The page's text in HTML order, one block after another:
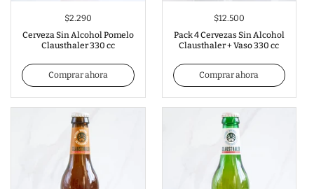
$2.290
Cerveza Sin Alcohol Pomelo
Clausthaler 330 cc
Comprar ahora
$12.500
Pack 4 Cervezas Sin Alcohol
Clausthaler + Vaso 330 cc
Comprar ahora